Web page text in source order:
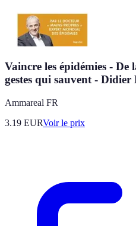
Vaincre les épidémies - De
gestes qui sauvent -
Ammareal FR
3.19 EURVoir le prix